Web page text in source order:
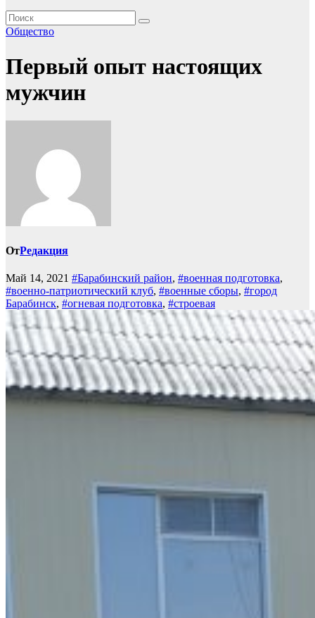
Общество
Первый опыт настоящих
мужчин
ОтРедакция
Май 14, 2021 #Барабинский район, #военная подготовка,
#военно-патриотический клуб, #военные сборы, #город
Барабинск, #огневая подготовка, #строевая